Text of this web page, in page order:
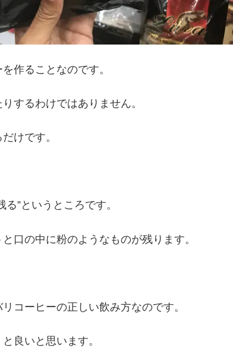
作ることなのです。
するわけではありません。
けです。
”というところです。
口の中に粉のようなものが残ります。
コーヒーの正しい飲み方なのです。
良いと思います。